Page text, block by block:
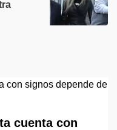
cuenta con